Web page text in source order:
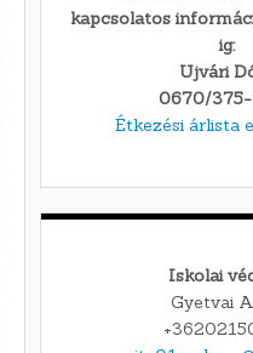
kapcsolatos
ig:
Ujvári
0670/
Étkezési árlista
Iskolai
Gyetvai